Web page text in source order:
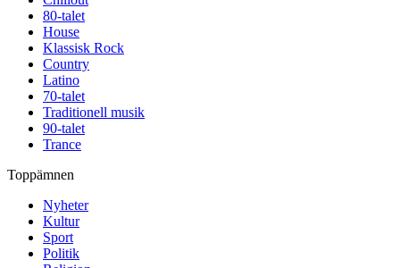
80-talet
House
Klassisk Rock
Country
Latino
70-talet
Traditionell musik
90-talet
Trance
Toppämnen
Nyheter
Kultur
Sport
Politik